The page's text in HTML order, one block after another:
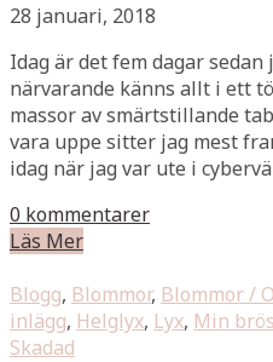
28 januari, 2018
Idag är det fem dagar
närvarande känns allt i ett
massor av smärtstillande
vara uppe sitter jag mest
idag när jag var ute i
0 kommentarer
Läs Mer
Blogg, Blommor, Blommor /
inlägg, Helglyx, Lyx, Min
Skadad